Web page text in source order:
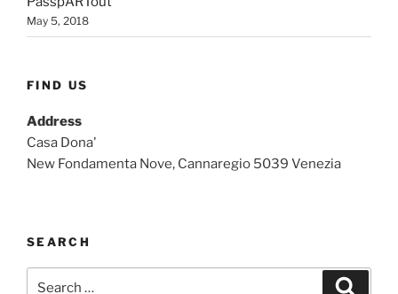
May 5, 2018
FIND US
Address
Casa Dona'
New Fondamenta Nove, Cannaregio 5039 Venezia
SEARCH